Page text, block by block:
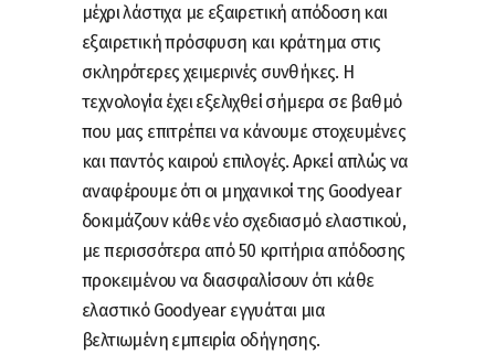
μέχρι λάστιχα με εξαιρετική απόδοση και
εξαιρετική πρόσφυση και κράτημα στις
σκληρότερες χειμερινές συνθήκες. Η
τεχνολογία έχει εξελιχθεί σήμερα σε βαθμό
που μας επιτρέπει να κάνουμε στοχευμένες
και παντός καιρού επιλογές. Αρκεί απλώς να
αναφέρουμε ότι οι μηχανικοί της Goodyear
δοκιμάζουν κάθε νέο σχεδιασμό ελαστικού,
με περισσότερα από 50 κριτήρια απόδοσης
προκειμένου να διασφαλίσουν ότι κάθε
ελαστικό Goodyear εγγυάται μια
βελτιωμένη εμπειρία οδήγησης.